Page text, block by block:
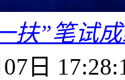
扶”笔试
日